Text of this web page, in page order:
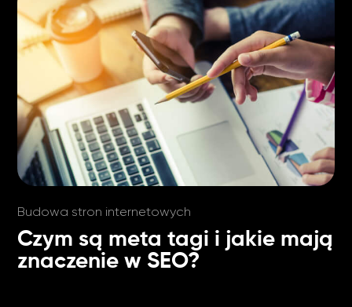
Budowa stron internetowych
Czym są meta tagi i jakie mają
znaczenie w SEO?